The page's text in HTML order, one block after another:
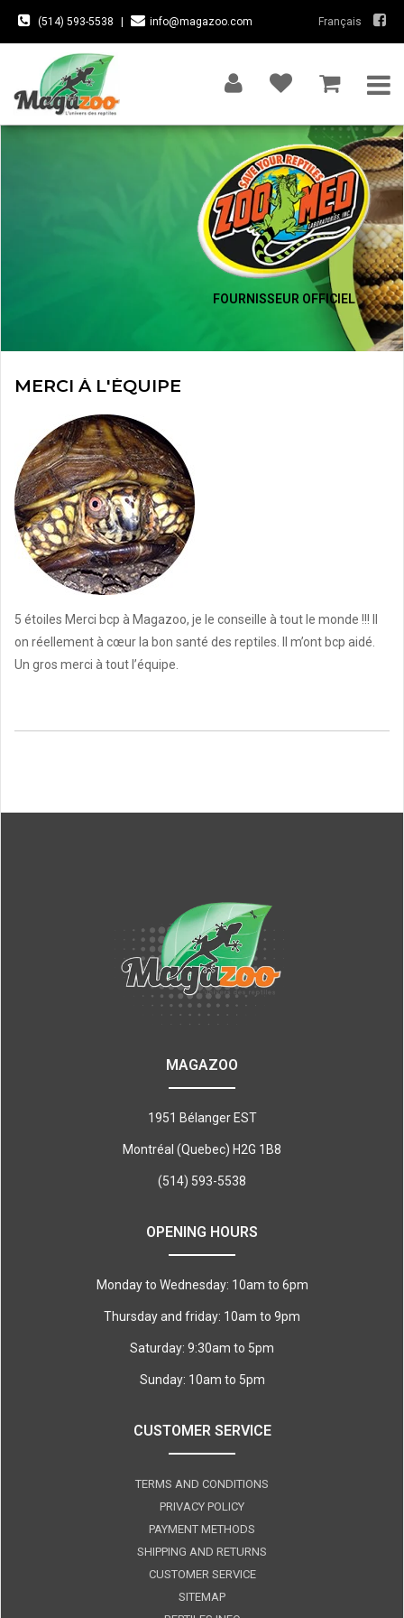
(514) 593-5538 info@magazoo.com Français
FOURNISSEUR OFFICIEL
MERCI À L'ÉQUIPE
5 étoiles Merci bcp à Magazoo, je le conseille à tout le monde !!! Il
on réellement à cœur la bon santé des reptiles. Il m’ont bcp aidé.
Un gros merci à tout l’équipe.
MAGAZOO
1951 Bélanger EST
Montréal (Quebec) H2G 1B8
(514) 593-5538
OPENING HOURS
Monday to Wednesday: 10am to 6pm
Thursday and friday: 10am to 9pm
Saturday: 9:30am to 5pm
Sunday: 10am to 5pm
CUSTOMER SERVICE
TERMS AND CONDITIONS
PRIVACY POLICY
PAYMENT METHODS
SHIPPING AND RETURNS
CUSTOMER SERVICE
SITEMAP